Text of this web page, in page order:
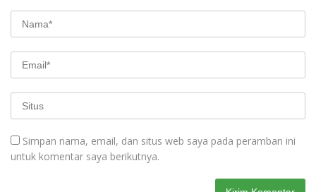
Simpan nama, email, dan situs web saya pada peramban ini
untuk komentar saya berikutnya.